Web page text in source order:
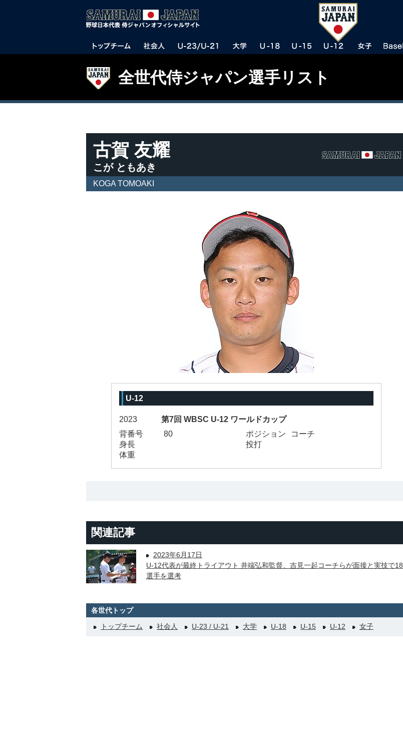
全世代侍ジャパン選手リスト
古賀 友耀
こが ともあき
KOGA TOMOAKI
U-12
2023
第7回 WBSC U-12 ワールドカップ
背番号
80 ポジション
コーチ
身長
投打
体重
関連記事
2023年6月17日
U-12代表が最終トライアウト 井端弘和監督、吉見一起コーチらが面接と実技で18
選手を選考
各世代トップ
トップチーム
社会人 U-23 / U-21 大学 U-18 U-15 U-12 女子